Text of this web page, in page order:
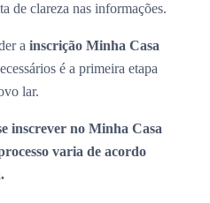
de clareza nas informações.
a inscrição Minha Casa
é a primeira etapa
lar.
inscrever no Minha Casa
varia de acordo